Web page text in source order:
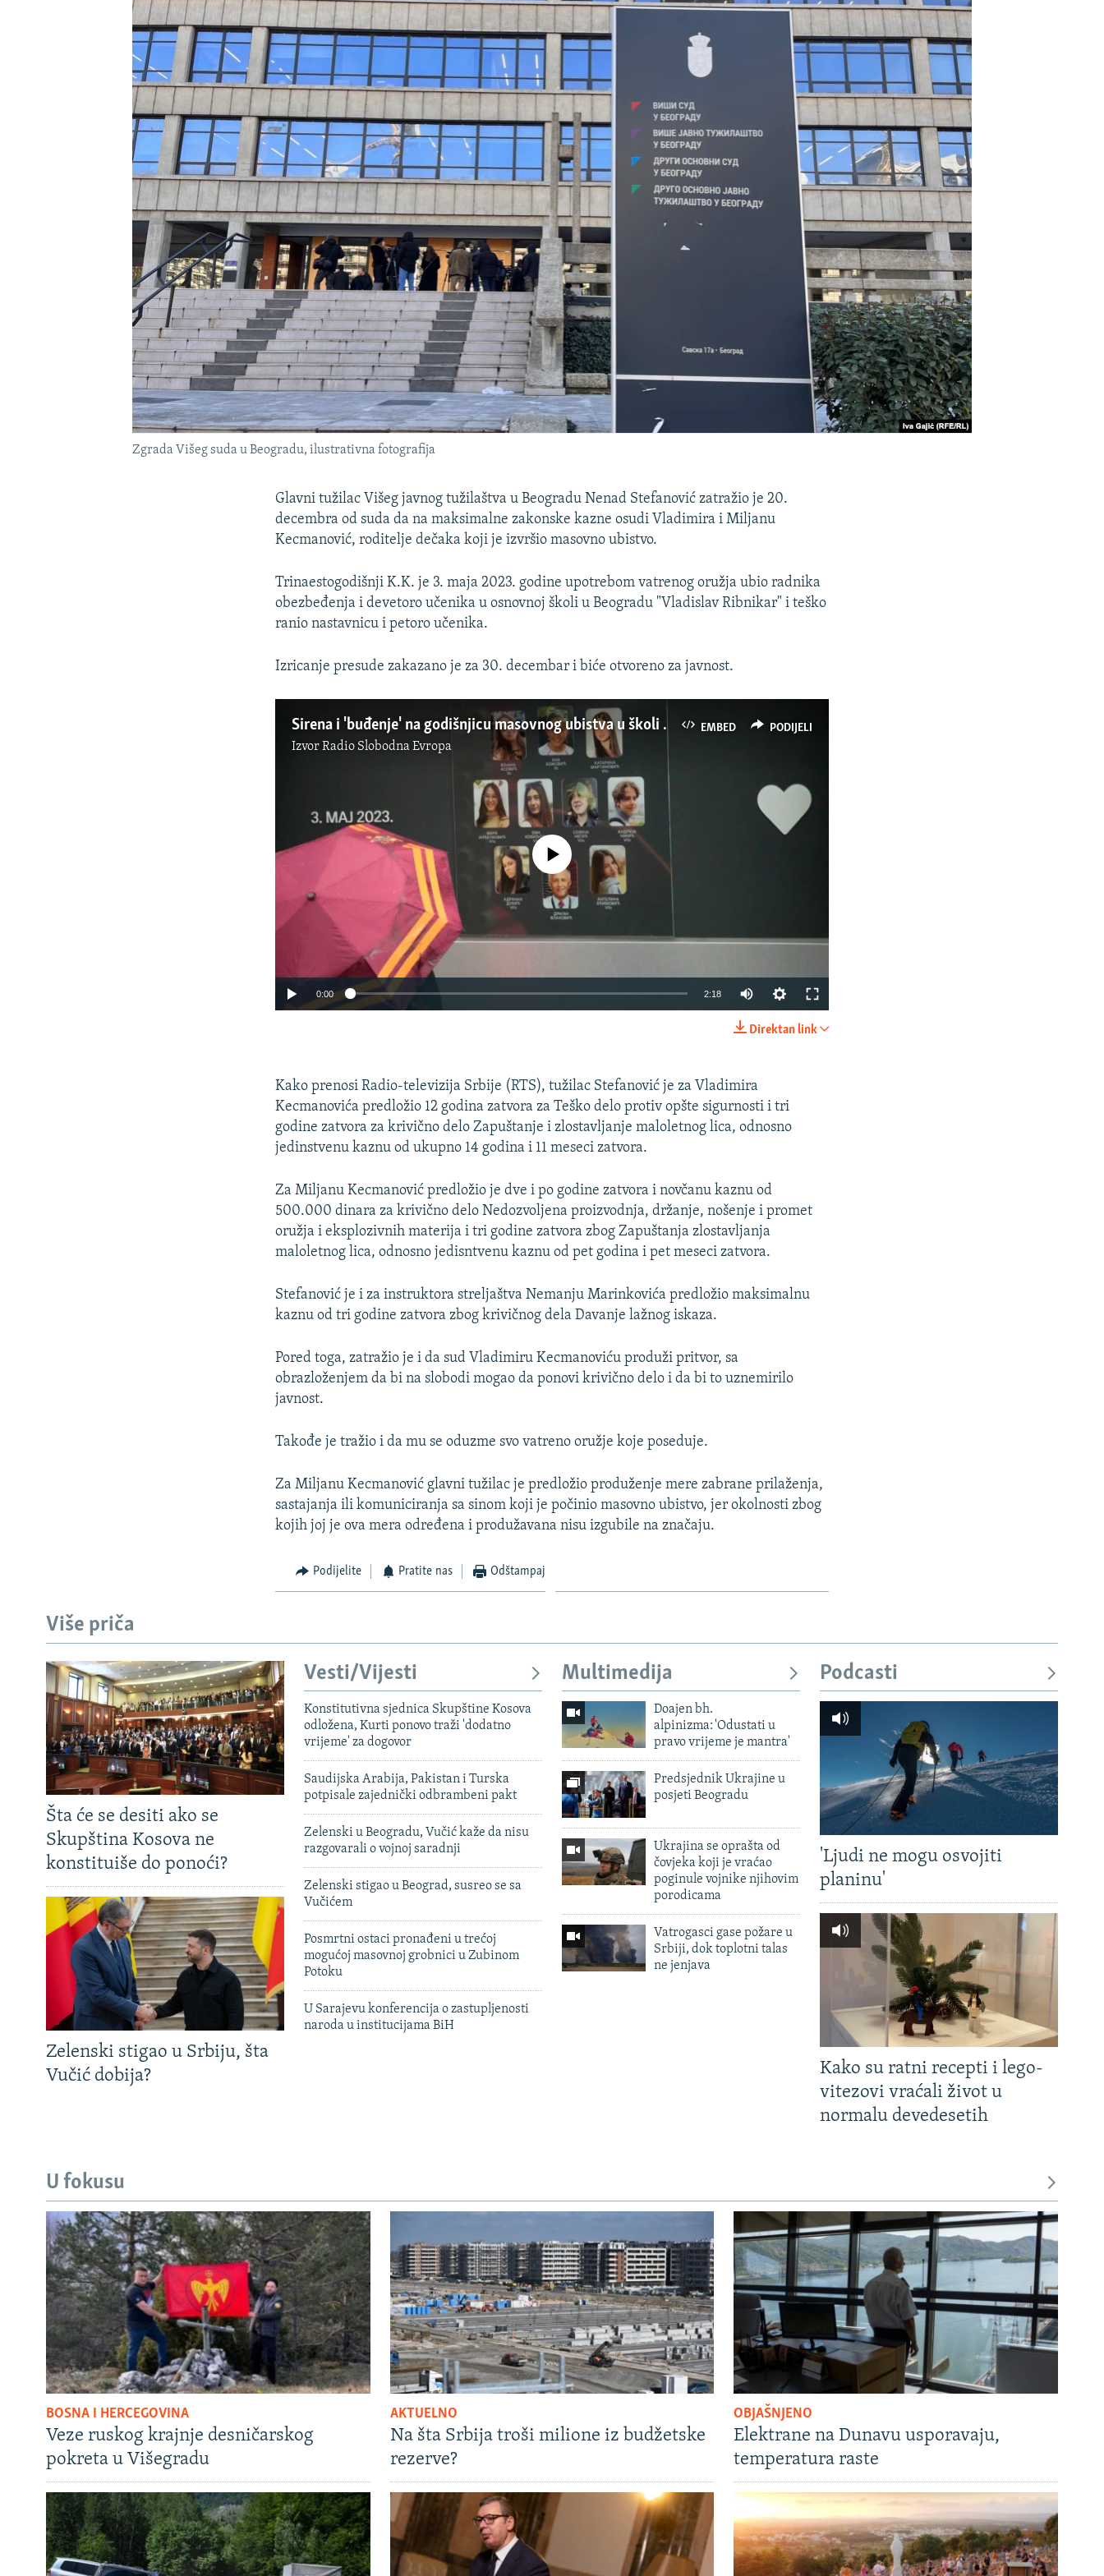
GENOCID U SREBRENICI
POPLAVE I KLIZIŠTA U BIH 2024.
TRI DECENIJE OD RATA U BIH
NASTANAK I RASPAD JUGOSLAVIJE
Zgrada Višeg suda u Beogradu, ilustrativna fotografija
Glavni tužilac Višeg javnog tužilaštva u Beogradu Nenad Stefanović zatražio je 20.
decembra od suda da na maksimalne zakonske kazne osudi Vladimira i Miljanu
Kecmanović, roditelje dečaka koji je izvršio masovno ubistvo.
Trinaestogodišnji K.K. je 3. maja 2023. godine upotrebom vatrenog oružja ubio radnika
obezbeđenja i devetoro učenika u osnovnoj školi u Beogradu "Vladislav Ribnikar" i teško
ranio nastavnicu i petoro učenika.
Izricanje presude zakazano je za 30. decembar i biće otvoreno za javnost.
EMBED PODIJELI
Sirena i 'buđenje' na godišnjicu masovnog ubistva u školi u Beogradu
IzvorRadio Slobodna Evropa
Auto 240p 360p 480p
No media source currently available
0:00 2:18
720p
1080p
Direktan link
Kako prenosi Radio-televizija Srbije (RTS), tužilac Stefanović je za Vladimira
Kecmanovića predložio 12 godina zatvora za Teško delo protiv opšte sigurnosti i tri
godine zatvora za krivično delo Zapuštanje i zlostavljanje maloletnog lica, odnosno
jedinstvenu kaznu od ukupno 14 godina i 11 meseci zatvora.
Za Miljanu Kecmanović predložio je dve i po godine zatvora i novčanu kaznu od
500.000 dinara za krivično delo Nedozvoljena proizvodnja, držanje, nošenje i promet
oružja i eksplozivnih materija i tri godine zatvora zbog Zapuštanja zlostavljanja
maloletnog lica, odnosno jedisntvenu kaznu od pet godina i pet meseci zatvora.
Stefanović je i za instruktora streljaštva Nemanju Marinkovića predložio maksimalnu
kaznu od tri godine zatvora zbog krivičnog dela Davanje lažnog iskaza.
Pored toga, zatražio je i da sud Vladimiru Kecmanoviću produži pritvor, sa
obrazloženjem da bi na slobodi mogao da ponovi krivično delo i da bi to uznemirilo
javnost.
Takođe je tražio i da mu se oduzme svo vatreno oružje koje poseduje.
Za Miljanu Kecmanović glavni tužilac je predložio produženje mere zabrane prilaženja,
sastajanja ili komuniciranja sa sinom koji je počinio masovno ubistvo, jer okolnosti zbog
kojih joj je ova mera određena i produžavana nisu izgubile na značaju.
Podijelite Pratite nas Odštampaj
Više priča
Šta će se desiti ako se
Skupština Kosova ne
konstituiše do ponoći?
Zelenski stigao u Srbiju, šta
Vučić dobija?
Vesti/Vijesti
Konstitutivna sjednica Skupštine Kosova
odložena, Kurti ponovo traži 'dodatno
vrijeme' za dogovor
Saudijska Arabija, Pakistan i Turska
potpisale zajednički odbrambeni pakt
Zelenski u Beogradu, Vučić kaže da nisu
razgovarali o vojnoj saradnji
Zelenski stigao u Beograd, susreo se sa
Vučićem
Posmrtni ostaci pronađeni u trećoj
mogućoj masovnoj grobnici u Zubinom
Potoku
U Sarajevu konferencija o zastupljenosti
naroda u institucijama BiH
Multimedija
Doajen bh.
alpinizma: 'Odustati u
pravo vrijeme je mantra'
Predsjednik Ukrajine u
posjeti Beogradu
Ukrajina se oprašta od
čovjeka koji je vraćao
poginule vojnike njihovim
porodicama
Vatrogasci gase požare u
Srbiji, dok toplotni talas
ne jenjava
Podcasti
'Ljudi ne mogu osvojiti
planinu'
Kako su ratni recepti i lego-
vitezovi vraćali život u
normalu devedesetih
U fokusu
BOSNA I HERCEGOVINA
Veze ruskog krajnje desničarskog
pokreta u Višegradu
AKTUELNO
Na šta Srbija troši milione iz budžetske
rezerve?
OBJAŠNJENO
Elektrane na Dunavu usporavaju,
temperatura raste